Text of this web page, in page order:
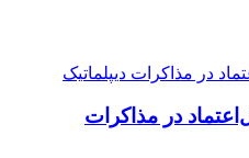
در مذاکرات